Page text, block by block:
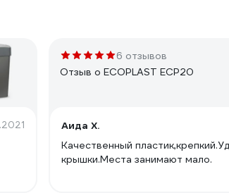
6 отзывов
Отзыв о ECOPLAST ECP20
Аида Х.
Качественный
крышки.Места занимают мало.